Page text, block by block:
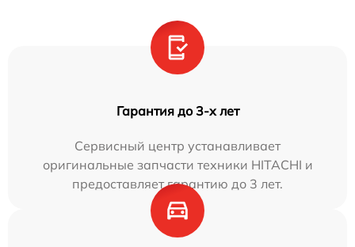
Гарантия до 3-х лет
Сервисный центр устанавливает
оригинальные запчасти техники HITACHI и
предоставляет гарантию до 3 лет.